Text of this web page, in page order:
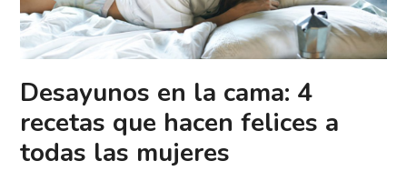
Desayunos en la cama: 4
recetas que hacen felices a
todas las mujeres